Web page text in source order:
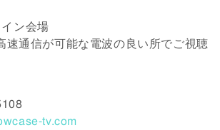
ン会場
速通信が可能な電波の良い所でご視聴
tv.com